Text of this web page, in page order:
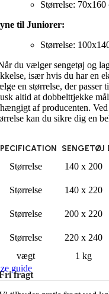
Størrelse: 70x160
til Juniorer:
Størrelse:
du vælger sengetøj og
især hvis du har en
en størrelse, der passer
altid at dobbelttjekke
af producenten.
kan du sikre dig en
SENGETØJ
Størrelse
140 x 200
Størrelse 140 x 220
Størrelse 200 x 220
Størrelse 220 x 240
vægt
1 kg
guide
fragt